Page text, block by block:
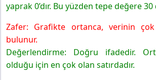
yaprak 0’dır. Bu yüzden tepe değere
Zafer: Grafikte ortanca, verinin
bulunur.
Değerlendirme: Doğru ifadedir.
olduğu için en çok olan satırdadır.